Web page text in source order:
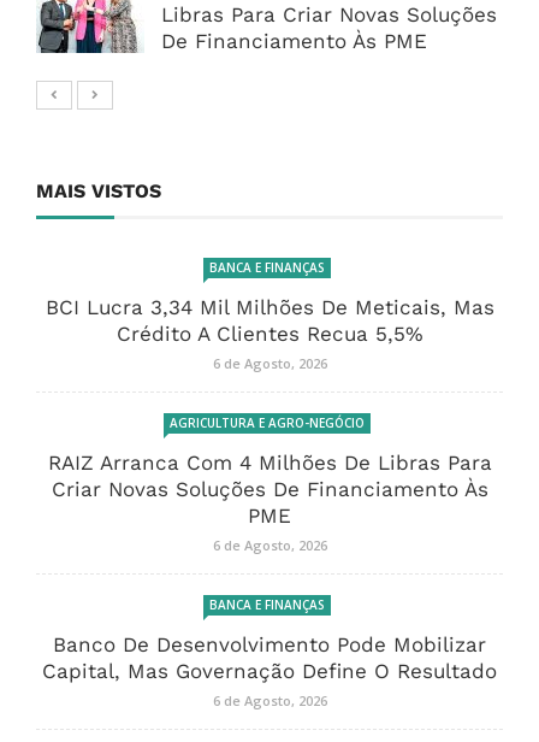
Libras Para Criar Novas Soluções
De Financiamento Às PME
MAIS VISTOS
BANCA E FINANÇAS
BCI Lucra 3,34 Mil Milhões De Meticais, Mas
Crédito A Clientes Recua 5,5%
6 de Agosto, 2026
AGRICULTURA E AGRO-NEGÓCIO
RAIZ Arranca Com 4 Milhões De Libras Para
Criar Novas Soluções De Financiamento Às
PME
6 de Agosto, 2026
BANCA E FINANÇAS
Banco De Desenvolvimento Pode Mobilizar
Capital, Mas Governação Define O Resultado
6 de Agosto, 2026